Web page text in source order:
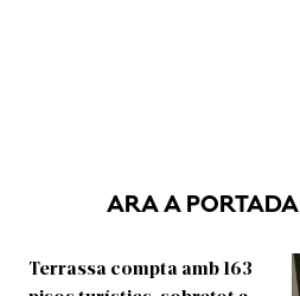
ARA A PORTADA
Terrassa compta amb 163